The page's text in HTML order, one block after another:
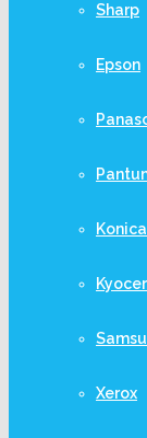
Sharp
Epson
Xerox